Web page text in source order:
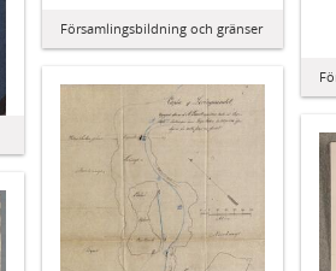
Församlingsbildning och gränser